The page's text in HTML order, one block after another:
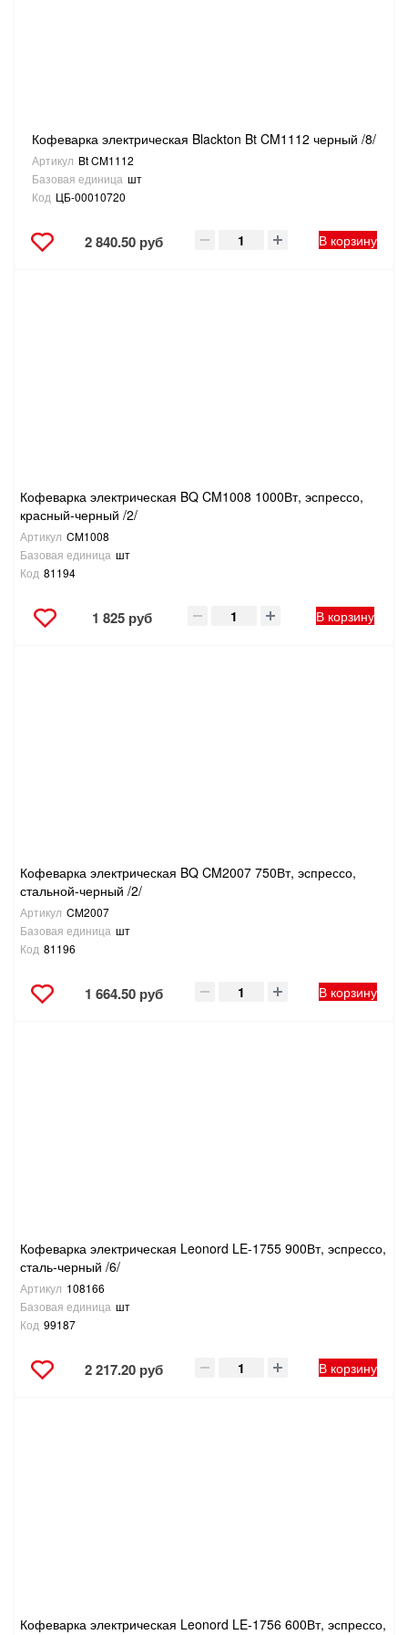
Кофеварка электрическая Blackton Bt CM1112 черный /8/
Артикул Bt CM1112
Базовая единица шт
Код ЦБ-00010720
2 840.50 руб В корзину
Кофеварка электрическая BQ CM1008 1000Вт, эспрессо,
красный-черный /2/
Артикул CM1008
Базовая единица шт
Код 81194
1 825 руб В корзину
Кофеварка электрическая BQ CM2007 750Вт, эспрессо,
стальной-черный /2/
Артикул CM2007
Базовая единица шт
Код 81196
1 664.50 руб В корзину
Кофеварка электрическая Leonord LE-1755 900Вт, эспрессо,
сталь-черный /6/
Артикул 108166
Базовая единица шт
Код 99187
2 217.20 руб В корзину
Кофеварка электрическая Leonord LE-1756 600Вт, эспрессо,